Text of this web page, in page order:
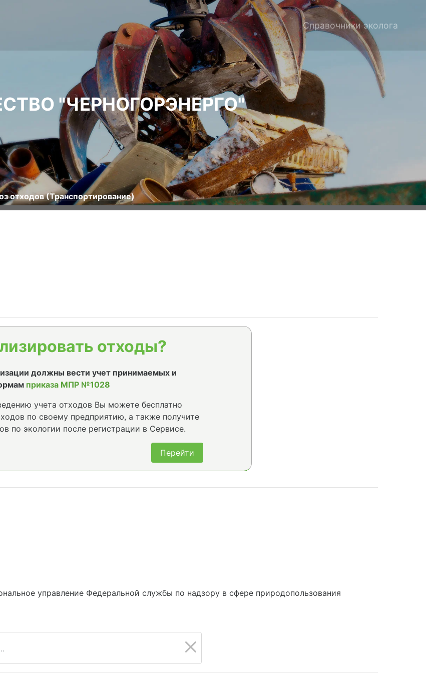
Справочники эколога
"ЧЕРНОГОРЭНЕРГО"
отходов (Транспортирование)
отходы?
должны вести учет принимаемых и
приказа МПР №1028
учета отходов Вы можете бесплатно
по своему предприятию, а также получите
по экологии после регистрации в Сервисе.
Перейти
управление Федеральной службы по надзору в сфере природопользования